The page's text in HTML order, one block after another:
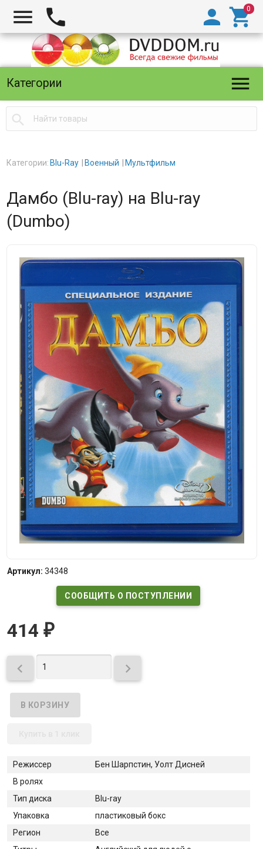
  

Категории 

Категории: Blu-Ray Военный Мультфильм
Дамбо (Blu-ray) на Blu-ray
(Dumbo)
Артикул: 34348
СООБЩИТЬ О ПОСТУПЛЕНИИ
414 ₽
 
Режиссер
Бен Шарпстин, Уолт Дисней
В ролях
Тип диска
Blu-ray
Упаковка
пластиковый бокс
Регион
Все